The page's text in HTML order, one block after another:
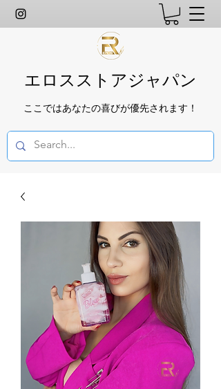
エロスストアジャパン
ここではあなたの喜びが優先されます！